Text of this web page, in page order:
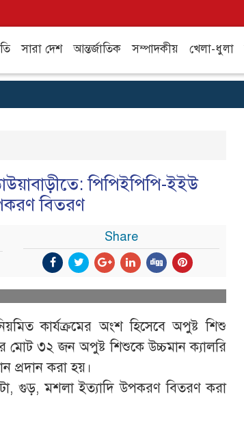
সারা দেশ আন্তর্জাতিক সম্পাদকীয় খেলা-ধুলা
পিপিইপিপি-ইইউ
বিতরণ
Share
কার্যক্রমের অংশ হিসেবে অপুষ্ট শিশু
মোট ৩২ জন অপুষ্ট শিশুকে উচ্চমান ক্যালরি
প্রদান করা হয়।
গুড়, মশলা ইত্যাদি উপকরণ বিতরণ করা